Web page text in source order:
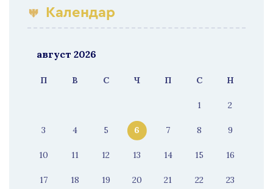
Календар
август 2026
П В С Ч П С Н
1 2
3 4 5 6 7 8 9
10 11 12 13 14 15 16
17 18 19 20 21 22 23